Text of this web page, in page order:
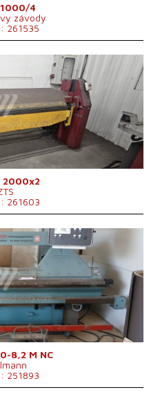
1000/4
závody
261535
2 mm
2000 mm
Hydraulický
2400 kg
2780x640x1390 mm
2,2 kW
nein
2000x2
261603
1994
2 mm
8200 mm
Hydraulický
9400x2000x1600 mm
7100 kg
8,2 M NC
251893